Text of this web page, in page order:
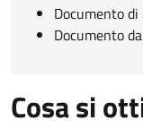
Documento
Documento
Cosa si